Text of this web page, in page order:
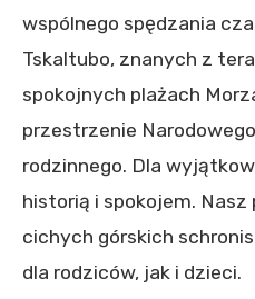
wspólnego spędzania
Tskaltubo, znanych z
spokojnych plażach
przestrzenie
rodzinnego. Dla
historią i spokojem.
cichych górskich
dla rodziców, jak i dzieci.